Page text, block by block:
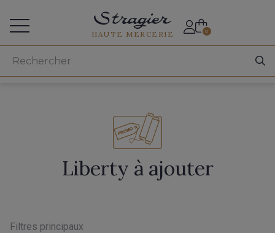
HAUTE MERCERIE 0
Liberty à ajouter
Filtres principaux